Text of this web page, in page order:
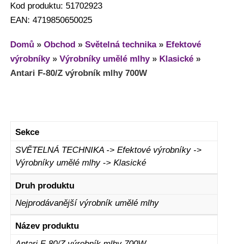
Kod produktu: 51702923
EAN: 4719850650025
Domů » Obchod » Světelná technika» Efektové
výrobníky» Výrobníky umělé mlhy» Klasické »
Antari F-80/Z výrobník mlhy 700W
Sekce
SVĚTELNÁ TECHNIKA -> Efektové výrobníky ->
Výrobníky umělé mlhy -> Klasické
Druh produktu
Nejprodávanější výrobník umělé mlhy
Název produktu